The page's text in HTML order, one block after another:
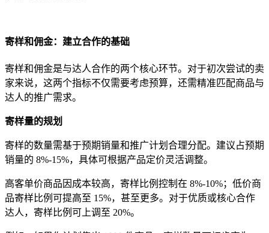
寄样和佣金：建立合作的基础
寄样和佣金是与达人合作的两个核心环节。对于初次尝试的卖
家来说，这两个指标不仅需要考虑预算，还需精准匹配商品与
达人的推广需求。
寄样量的规划
寄样的数量需基于预期销量和推广计划合理分配。建议占预期
销量的 8%-15%，具体可根据产品定价灵活调整。
高客单价商品因成本较高，寄样比例控制在 8%-10%；低价商
品寄样比例可提高至 15%，甚至更多。对于优质或核心合作
达人，寄样比例可上调至 20%。